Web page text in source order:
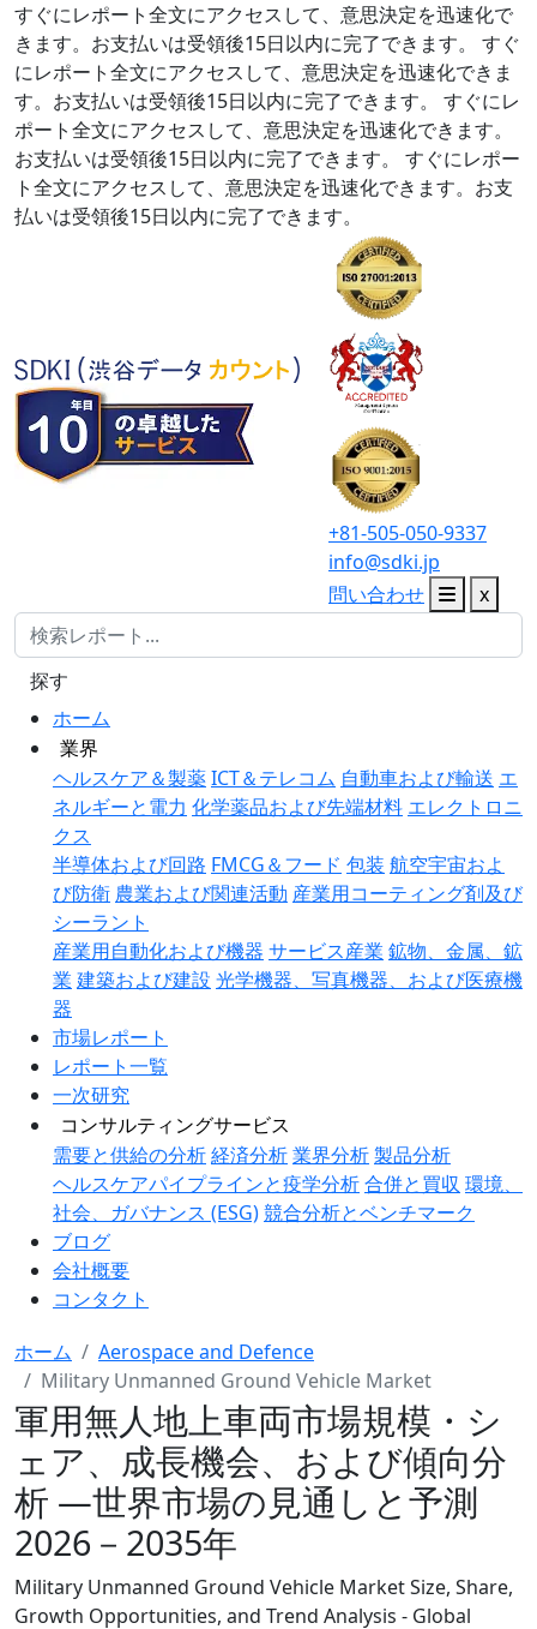
すぐにレポート全文にアクセスして、意思決定を迅速化で
きます。お支払いは受領後15日以内に完了できます。
すぐ
にレポート全文にアクセスして、意思決定を迅速化できま
す。お支払いは受領後15日以内に完了できます。
すぐにレ
ポート全文にアクセスして、意思決定を迅速化できます。
お支払いは受領後15日以内に完了できます。
すぐにレポー
ト全文にアクセスして、意思決定を迅速化できます。お支
払いは受領後15日以内に完了できます。
+81-505-050-9337
info@sdki.jp
問い合わせ
x
ホーム
業界
ヘルスケア＆製薬ICT＆テレコム 自動車および輸送 エ
ネルギーと電力 化学薬品および先端材料 エレクトロニ
クス
半導体および回路 FMCG＆フード 包装 航空宇宙およ
び防衛 農業および関連活動 産業用コーティング剤及び
シーラント
産業用自動化および機器 サービス産業 鉱物、金属、鉱
業 建築および建設 光学機器、写真機器、および医療機
器
市場レポート
レポート一覧
一次研究
コンサルティングサービス
需要と供給の分析経済分析業界分析製品分析
ヘルスケアパイプラインと疫学分析合併と買収 環境、
社会、ガバナンス (ESG)競合分析とベンチマーク
ブログ
会社概要
コンタクト
探す
ホーム
Aerospace and Defence
Military Unmanned Ground Vehicle Market
軍用無人地上車両市場規模・シ
ェア、成長機会、および傾向分
析 ―世界市場の見通しと予測
2026－2035年
Military Unmanned Ground Vehicle Market Size, Share,
Growth Opportunities, and Trend Analysis - Global